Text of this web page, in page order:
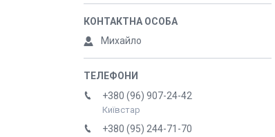
Михайло
+380 (96) 907-24-42
Київстар
+380 (95) 244-71-70